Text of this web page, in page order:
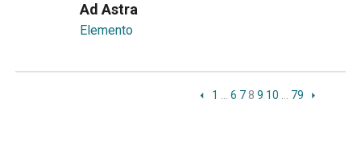
Ad Astra
Elemento
1 6 7 8 9 10 79